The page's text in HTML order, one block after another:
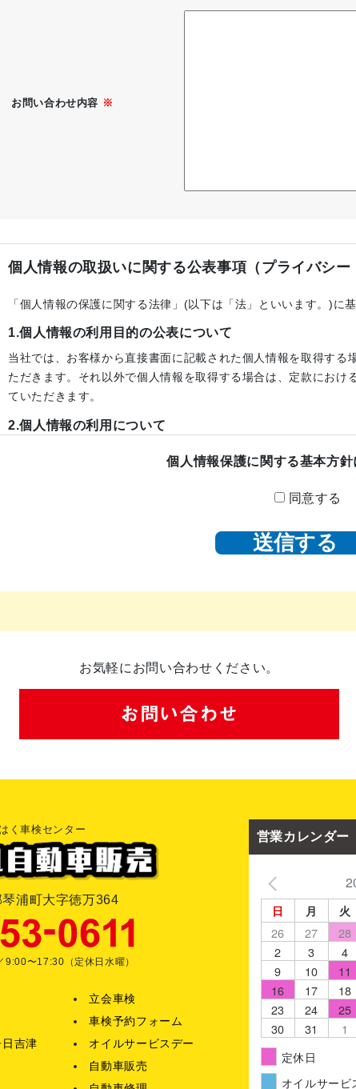
お問い合わせ内容 ※
個人情報の取扱いに関する公表事項（プライバシー
「個人情報の保護に関する法律」(以下は「法」といいます。)に
1.個人情報の利用目的の公表について
当社では、お客様から直接書面に記載された個人情報を取得する
ただきます。それ以外で個人情報を取得する場合は、定款におけ
ていただきます。
2.個人情報の利用について
第三者に提供することはありません。ただし、次の場合は除きます
4.個人情報の開示請求について
当社は、お客様の個人情報につきましてはご本人様からの開示請
個人情報保護に関する基本方針
同意する
お気軽にお問い合わせください。
お問い合わせ
く車検センター
浦町大字徳万364
9:00〜17:30（定休日水曜）
吉津
立会車検
車検予約フォーム
オイルサービスデー
自動車販売
営業カレンダー
日 月 火
26 27 28
2
3 4
9
10 11
16
17 18
23
24 25
30
31 1
定休日
オイルサービ